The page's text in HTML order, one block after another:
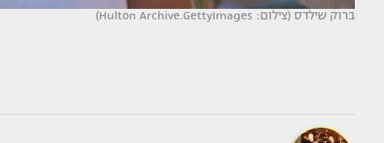
ברוק שילדס (צילום: Hulton Archive.GettyImages)